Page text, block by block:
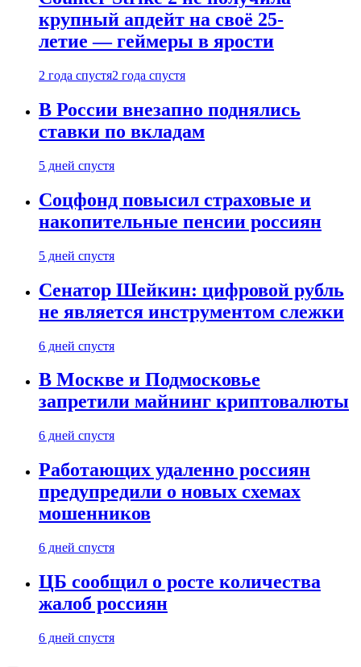
крупный апдейт на своё 25-
летие — геймеры в ярости
2 года спустя2 года спустя
В России внезапно поднялись
ставки по вкладам
5 дней спустя
Соцфонд повысил страховые и
накопительные пенсии россиян
5 дней спустя
Сенатор Шейкин: цифровой рубль
не является инструментом слежки
6 дней спустя
В Москве и Подмосковье
запретили майнинг криптовалюты
6 дней спустя
Работающих удаленно россиян
предупредили о новых схемах
мошенников
6 дней спустя
ЦБ сообщил о росте количества
жалоб россиян
6 дней спустя